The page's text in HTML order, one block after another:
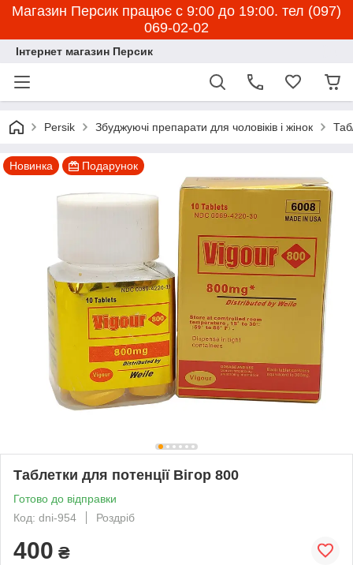
Магазин Персик працює с 9:00 до 19:00. тел (097)
069-02-02
Інтернет магазин Персик
Persik Збуджуючі препарати для чоловіків і жінок
Новинка Подарунок
Таблетки для потенції Вігор 800
Готово до відправки
Код: dni-954
Роздріб
400 ₴